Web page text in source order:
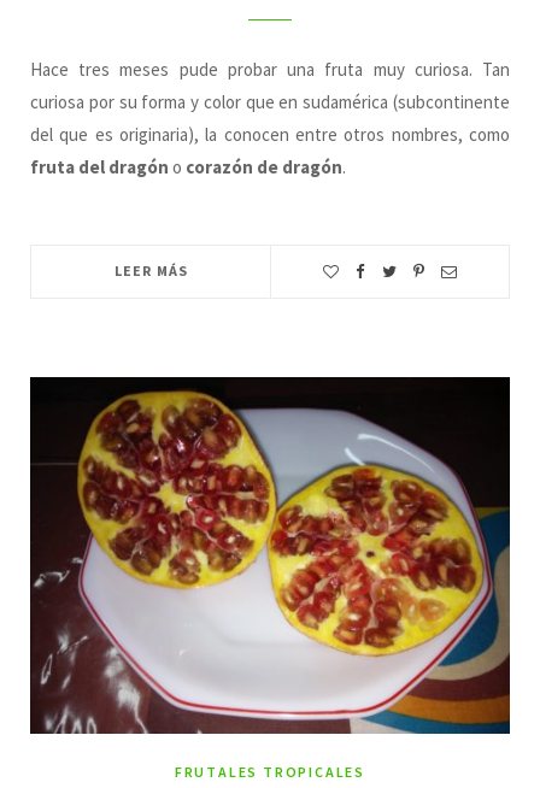
Hace tres meses pude probar una fruta muy curiosa. Tan
curiosa por su forma y color que en sudamérica (subcontinente
del que es originaria), la conocen entre otros nombres, como
fruta del dragón o corazón de dragón.
LEER MÁS
FRUTALES TROPICALES